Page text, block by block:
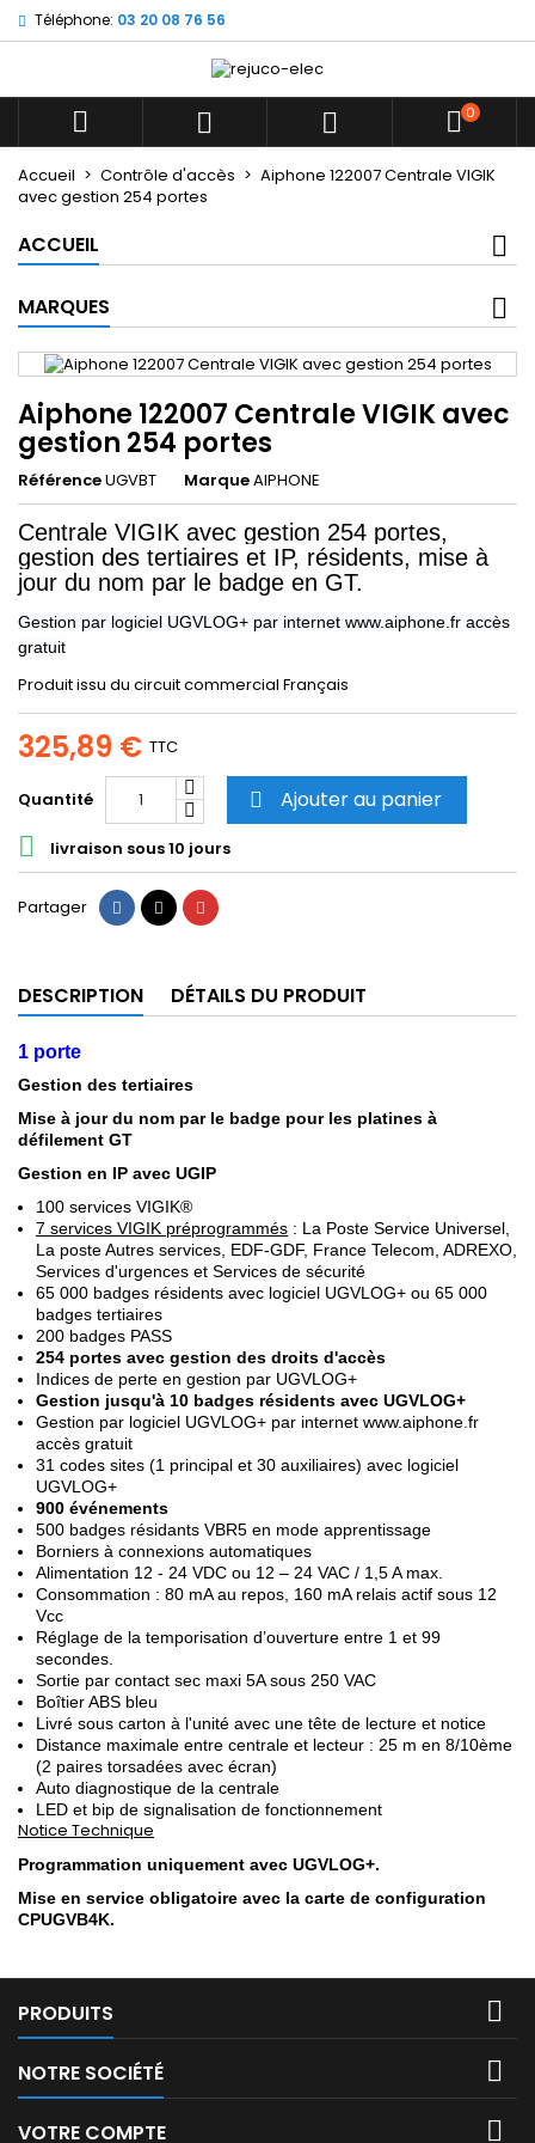
Téléphone: 03 20 08 76 56
   0
Accueil Contrôle d'accès
Aiphone 122007 Centrale VIGIK
avec gestion 254 portes
ACCUEIL
MARQUES
Aiphone 122007 Centrale VIGIK avec
gestion 254 portes
RéférenceUGVBT MarqueAIPHONE
Centrale VIGIK avec gestion 254 portes,
gestion des tertiaires et IP, résidents, mise à
jour du nom par le badge en GT.
Gestion par logiciel UGVLOG+ par internet www.aiphone.fr accès
gratuit
Produit issu du circuit commercial Français
325,89 € TTC
Quantité  Ajouter au panier
 livraison sous 10 jours
Partager PartagerTweet Pinterest
DESCRIPTION DÉTAILS DU PRODUIT
1 porte
Gestion des tertiaires
Mise à jour du nom par le badge pour les platines à
défilement GT
Gestion en IP avec UGIP
100 services VIGIK®
7 services VIGIK préprogrammés : La Poste Service Universel,
La poste Autres services, EDF-GDF, France Telecom, ADREXO,
Services d'urgences et Services de sécurité
65 000 badges résidents avec logiciel UGVLOG+ ou 65 000
badges tertiaires
200 badges PASS
254 portes avec gestion des droits d'accès
Indices de perte en gestion par UGVLOG+
Gestion jusqu'à 10 badges résidents avec UGVLOG+
Gestion par logiciel UGVLOG+ par internet www.aiphone.fr
accès gratuit
31 codes sites (1 principal et 30 auxiliaires) avec logiciel
UGVLOG+
900 événements
500 badges résidants VBR5 en mode apprentissage
Borniers à connexions automatiques
Alimentation 12 - 24 VDC ou 12 – 24 VAC / 1,5 A max.
Consommation : 80 mA au repos, 160 mA relais actif sous 12
Vcc
Réglage de la temporisation d’ouverture entre 1 et 99
secondes.
Sortie par contact sec maxi 5A sous 250 VAC
Boîtier ABS bleu
Livré sous carton à l'unité avec une tête de lecture et notice
Distance maximale entre centrale et lecteur : 25 m en 8/10ème
(2 paires torsadées avec écran)
Auto diagnostique de la centrale
LED et bip de signalisation de fonctionnement
Notice Technique
Programmation uniquement avec UGVLOG+.
Mise en service obligatoire avec la carte de configuration
CPUGVB4K.
PRODUITS 
NOTRE SOCIÉTÉ 
VOTRE COMPTE 
Mes listes d'envies ×
add_circle_outline
Créer une nouvelle liste
((title)) ×
((label))
Connexion ×
Vous devez être connecté pour ajouter des produits
à votre liste d'envies.
((cancelText))